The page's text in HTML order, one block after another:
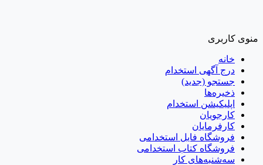
منوی کاربری
خانه
درج آگهی استخدام
جستجو (جدید)
ذخیره‌ها
اپلیکیشن استخدام
کارجویان
کارفرمایان
فروشگاه فایل استخدامی
فروشگاه کتاب استخدامی
سه‌شنبه‌های کار